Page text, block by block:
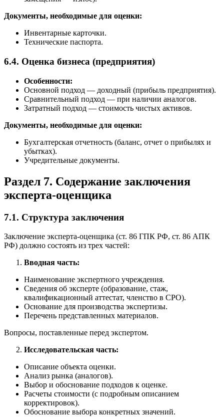
Документы, необходимые для оценки:
Инвентарные карточки.
Технические паспорта.
6.4. Оценка бизнеса (предприятия)
Особенности:
Основной подход — доходный (прибыль предприятия).
Сравнительный подход — при наличии аналогов.
Затратный подход — стоимость чистых активов.
Документы, необходимые для оценки:
Бухгалтерская отчетность (баланс, отчет о прибылях и
убытках).
Учредительные документы.
Раздел 7. Содержание заключения
эксперта-оценщика
7.1. Структура заключения
Заключение эксперта-оценщика (ст. 86 ГПК РФ, ст. 86 АПК
РФ) должно состоять из трех частей:
Вводная часть:
Наименование экспертного учреждения.
Сведения об эксперте (образование, стаж,
квалификационный аттестат, членство в СРО).
Основание для производства экспертизы.
Перечень представленных материалов.
Вопросы, поставленные перед экспертом.
Исследовательская часть:
Описание объекта оценки.
Анализ рынка (аналогов).
Выбор и обоснование подходов к оценке.
Расчеты стоимости (с подробным описанием
корректировок).
Обоснование выбора конкретных значений.